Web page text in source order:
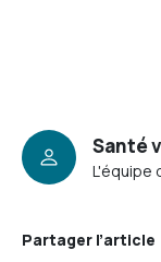
Santé
L'équipe
Partager l’article